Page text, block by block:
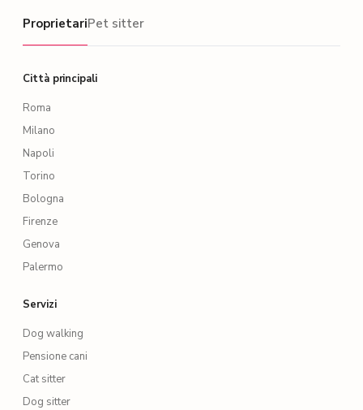
Proprietari
ProprietariPet sitter
Città principali
Roma
Milano
Napoli
Torino
Bologna
Firenze
Genova
Palermo
Servizi
Dog walking
Pensione cani
Cat sitter
Dog sitter